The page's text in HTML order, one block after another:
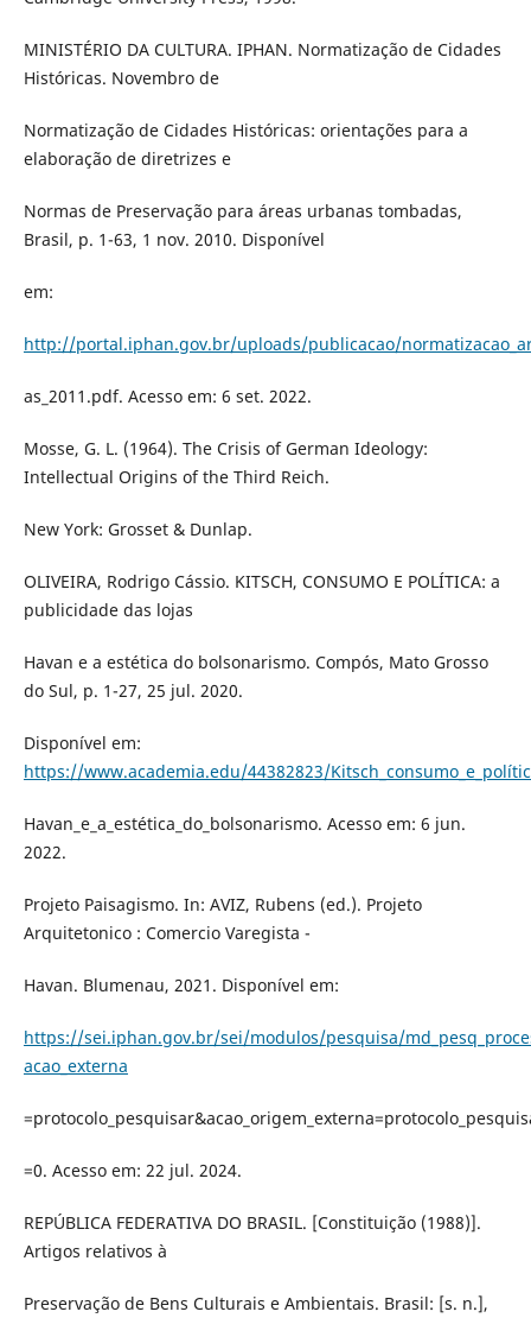
MINISTÉRIO DA CULTURA. IPHAN. Normatização de Cidades
Históricas. Novembro de
Normatização de Cidades Históricas: orientações para a
elaboração de diretrizes e
Normas de Preservação para áreas urbanas tombadas,
Brasil, p. 1-63, 1 nov. 2010. Disponível
em:
http://portal.iphan.gov.br/uploads/publicacao/
as_2011.pdf. Acesso em: 6 set. 2022.
Mosse, G. L. (1964). The Crisis of German Ideology:
Intellectual Origins of the Third Reich.
New York: Grosset & Dunlap.
OLIVEIRA, Rodrigo Cássio. KITSCH, CONSUMO E POLÍTICA: a
publicidade das lojas
Havan e a estética do bolsonarismo. Compós, Mato Grosso
do Sul, p. 1-27, 25 jul. 2020.
Disponível em:
https://www.academia.edu/44382823/
Havan_e_a_estética_do_bolsonarismo. Acesso em: 6 jun.
2022.
Projeto Paisagismo. In: AVIZ, Rubens (ed.). Projeto
Arquitetonico : Comercio Varegista -
Havan. Blumenau, 2021. Disponível em:
https://sei.iphan.gov.br/sei/modulos/pesquisa/
acao_externa
=0. Acesso em: 22 jul. 2024.
REPÚBLICA FEDERATIVA DO BRASIL. [Constituição (1988)].
Artigos relativos à
Preservação de Bens Culturais e Ambientais. Brasil: [s. n.],